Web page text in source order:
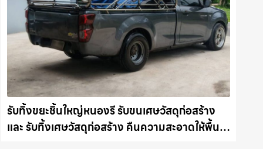
รับทิ้งขยะชิ้นใหญ่หนองรี รับขนเศษวัสดุก่อสร้าง
และ รับทิ้งเศษวัสดุก่อสร้าง คืนความสะอาดให้พื้นที่